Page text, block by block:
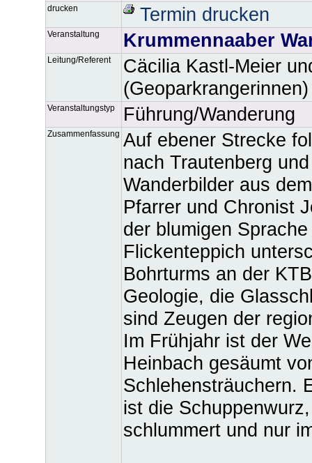
drucken Termin drucken
Veranstaltung Krummennaaber
Leitung/Referent
Cäcilia Kastl-Meier
(Geoparkrangerinnen)
Veranstaltungstyp Führung/Wanderung
Zusammenfassung Auf ebener Strecke
nach Trautenberg
Wanderbilder aus
Pfarrer und Chronist
der blumigen
Flickenteppich
Bohrturms an der
Geologie, die
sind Zeugen der
Im Frühjahr ist der
Heinbach gesäumt
Schlehensträuchern.
ist die
schlummert und nur